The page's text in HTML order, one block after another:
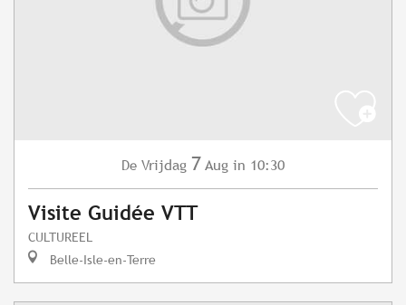
De Vrijdag 7 Aug in 10:30
Visite Guidée VTT
CULTUREEL
Belle-Isle-en-Terre